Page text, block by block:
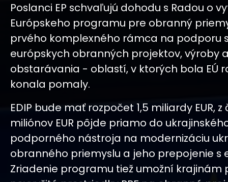
Poslanci EP schvaľujú dohodu s Radou o
Európskeho programu pre obranný
prvého komplexného rámca na podporu
európskych obranných projektov, výroby
obstarávania - oblastí, v ktorých bola EÚ
konala pomaly.
EDIP bude mať rozpočet 1,5 miliardy EUR, z
miliónov EUR pôjde priamo do
podporného nástroja na modernizáciu
obranného priemyslu a jeho prepojenie s
Zriadenie programu tiež umožní krajinám